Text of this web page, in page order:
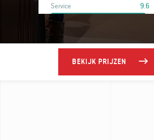
Service 9.6
Prijs 7.8
BEKIJK PRIJZEN